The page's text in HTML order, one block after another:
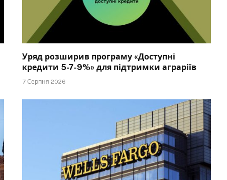
Уряд розширив програму «Доступні
кредити 5-7-9%» для підтримки аграріїв
7 Серпня 2026